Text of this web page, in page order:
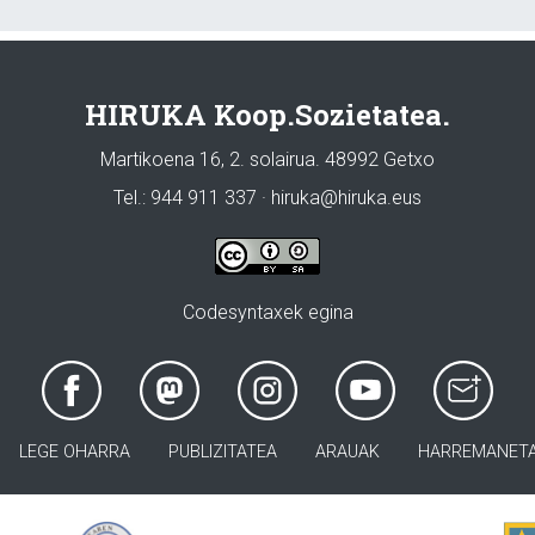
HIRUKA Koop.Sozietatea.
Martikoena 16, 2. solairua. 48992 Getxo
Tel.: 944 911 337 · hiruka@hiruka.eus
Codesyntaxek egina
LEGE OHARRA PUBLIZITATEA ARAUAK